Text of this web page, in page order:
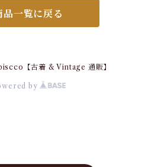
品一覧に戻る
【古着 & Vintage 通販】
by